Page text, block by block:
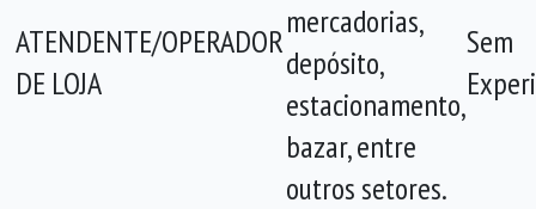
ATENDENTE/OPERADOR
DE LOJA
mercadorias,
depósito,
estacionamento,
bazar, entre
outros setores.
Sem